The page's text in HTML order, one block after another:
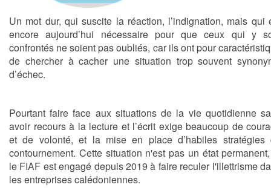
Un mot dur, qui suscite la réaction, l’indignation, mais qui
encore aujourd’hui nécessaire pour que ceux qui y
confrontés ne soient pas oubliés, car ils ont pour
de chercher à cacher une situation trop souvent
d’échec.
Pourtant faire face aux situations de la vie quotidienne
avoir recours à la lecture et l’écrit exige beaucoup de
et de volonté, et la mise en place d’habiles stratégies
contournement. Cette situation n'est pas un état
le FIAF est engagé depuis 2019 à faire reculer l'illettrisme
les entreprises calédoniennes.